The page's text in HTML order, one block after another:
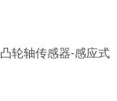
凸轮轴传感器-感应式